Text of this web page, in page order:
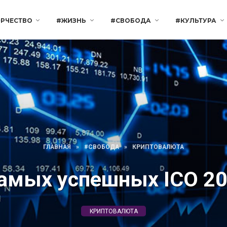
#ЖИЗНЬ #СВОБОДА #КУЛЬТУРА
ГЛАВНАЯ » #СВОБОДА » КРИПТОВАЛЮТА
успешных ICO
КРИПТОВАЛЮТА